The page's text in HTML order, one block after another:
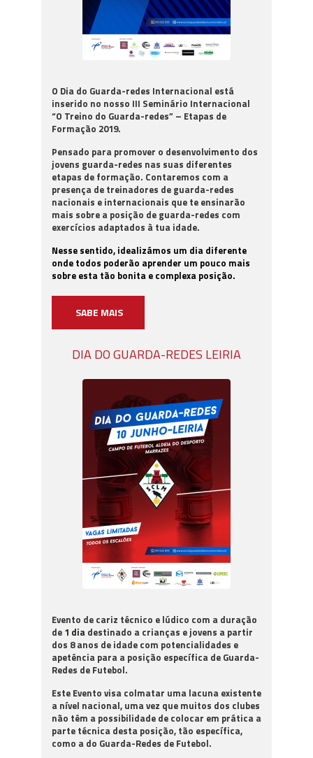
O Dia do Guarda-redes Internacional está
inserido no nosso III Seminário Internacional
“O Treino do Guarda-redes” – Etapas de
Formação 2019.
Pensado para promover o desenvolvimento dos
jovens guarda-redes nas suas diferentes
etapas de formação. Contaremos com a
presença de treinadores de guarda-redes
nacionais e internacionais que te ensinarão
mais sobre a posição de guarda-redes com
exercícios adaptados à tua idade.
Nesse sentido, idealizámos um dia diferente
onde todos poderão aprender um pouco mais
sobre esta tão bonita e complexa posição.
SABE MAIS
DIA DO GUARDA-REDES LEIRIA
Evento de cariz técnico e lúdico com a duração
de 1 dia destinado a crianças e jovens a partir
dos 8 anos de idade com potencialidades e
apetência para a posição específica de Guarda-
Redes de Futebol.
Este Evento visa colmatar uma lacuna existente
a nível nacional, uma vez que muitos dos clubes
não têm a possibilidade de colocar em prática a
parte técnica desta posição, tão específica,
como a do Guarda-Redes de Futebol.